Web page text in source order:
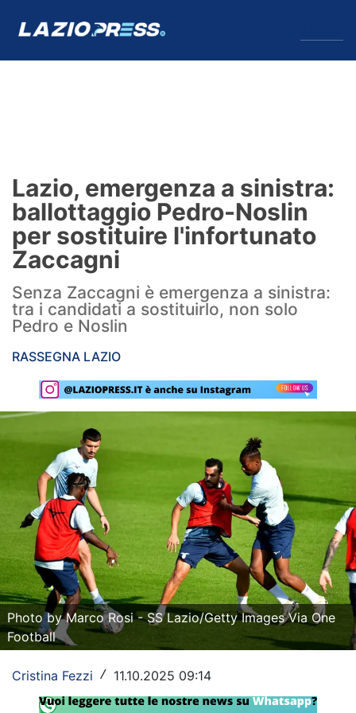
Formello
Infortuni
Primavera
Calciomercato
Rassegna Lazio
Social
Calcio
Serie A
Champions League
Europa League
Altri Sport
Formula 1
Vela
Lazio, emergenza a sinistra:
ballottaggio Pedro-Noslin
per sostituire l'infortunato
Zaccagni
Senza Zaccagni è emergenza a sinistra:
tra i candidati a sostituirlo, non solo
Pedro e Noslin
RASSEGNA LAZIO
Photo by Marco Rosi - SS Lazio/Getty Images Via One
Football
Cristina Fezzi / 11.10.2025 09:14